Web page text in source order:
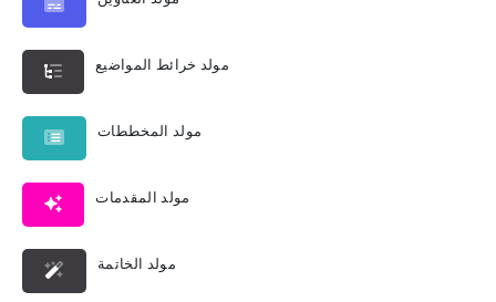
مولد خرائط المواضيع
مولد المخططات
مولد المقدمات
مولد الخاتمة